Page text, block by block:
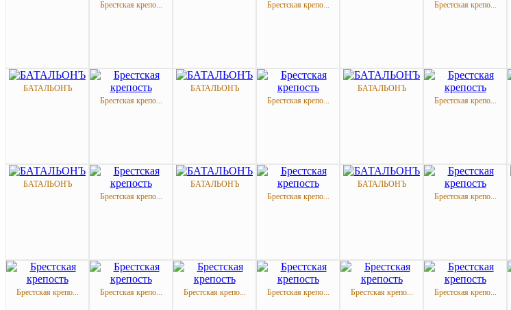
Брестская крепо...
Брестская крепо...
Брестская крепо...
БАТАЛЬОНЪ
Брестская крепо...
БАТАЛЬОНЪ
Брестская крепо...
БАТАЛЬОНЪ
Брестская крепо...
БАТАЛЬОНЪ
Брестская крепо...
БАТАЛЬОНЪ
Брестская крепо...
БАТАЛЬОНЪ
Брестская крепо...
Брестская крепо... Брестская крепо... Брестская крепо... Брестская крепо... Брестская крепо... Брестская крепо...